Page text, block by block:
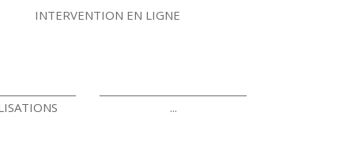
INTERVENTION EN LIGNE
...